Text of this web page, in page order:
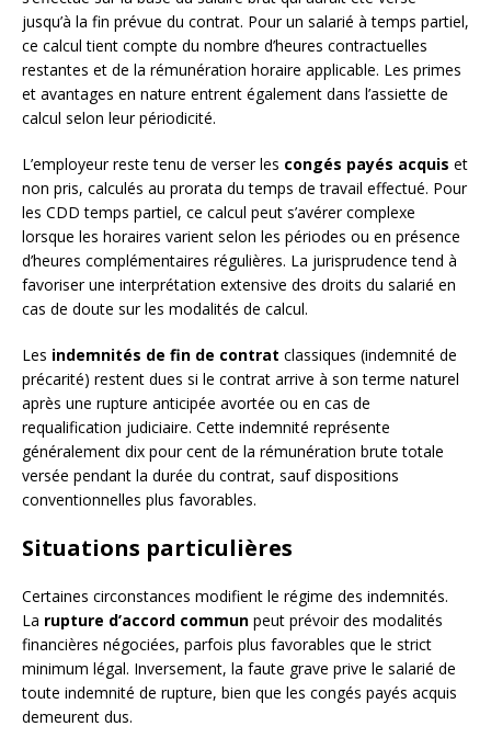
jusqu’à la fin prévue du contrat. Pour un salarié à temps partiel,
ce calcul tient compte du nombre d’heures contractuelles
restantes et de la rémunération horaire applicable. Les primes
et avantages en nature entrent également dans l’assiette de
calcul selon leur périodicité.
L’employeur reste tenu de verser les congés payés acquis et
non pris, calculés au prorata du temps de travail effectué. Pour
les CDD temps partiel, ce calcul peut s’avérer complexe
lorsque les horaires varient selon les périodes ou en présence
d’heures complémentaires régulières. La jurisprudence tend à
favoriser une interprétation extensive des droits du salarié en
cas de doute sur les modalités de calcul.
Les indemnités de fin de contrat classiques (indemnité de
précarité) restent dues si le contrat arrive à son terme naturel
après une rupture anticipée avortée ou en cas de
requalification judiciaire. Cette indemnité représente
généralement dix pour cent de la rémunération brute totale
versée pendant la durée du contrat, sauf dispositions
conventionnelles plus favorables.
Situations particulières
Certaines circonstances modifient le régime des indemnités.
La rupture d’accord commun peut prévoir des modalités
financières négociées, parfois plus favorables que le strict
minimum légal. Inversement, la faute grave prive le salarié de
toute indemnité de rupture, bien que les congés payés acquis
demeurent dus.